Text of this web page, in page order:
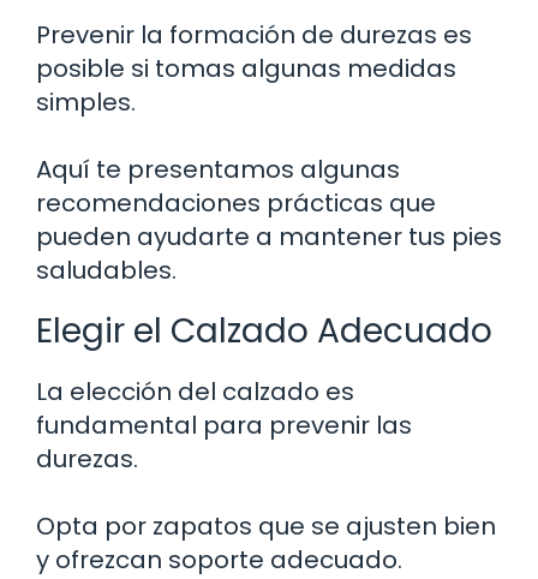
Prevenir la formación de durezas es
posible si tomas algunas medidas
simples.
Aquí te presentamos algunas
recomendaciones prácticas que
pueden ayudarte a mantener tus pies
saludables.
Elegir el Calzado Adecuado
La elección del calzado es
fundamental para prevenir las
durezas.
Opta por zapatos que se ajusten bien
y ofrezcan soporte adecuado.